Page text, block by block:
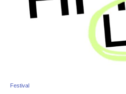
Festival